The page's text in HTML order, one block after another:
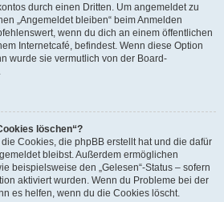
durch einen Dritten. Um angemeldet zu
„Angemeldet bleiben“ beim Anmelden
wenn du dich an einem öffentlichen
Internetcafé, befindest. Wenn diese Option
wurde sie vermutlich von der Board-
löschen“?
Cookies, die phpBB erstellt hat und die dafür
bleibst. Außerdem ermöglichen
beispielsweise den „Gelesen“-Status – sofern
aktiviert wurden. Wenn du Probleme bei der
es helfen, wenn du die Cookies löscht.